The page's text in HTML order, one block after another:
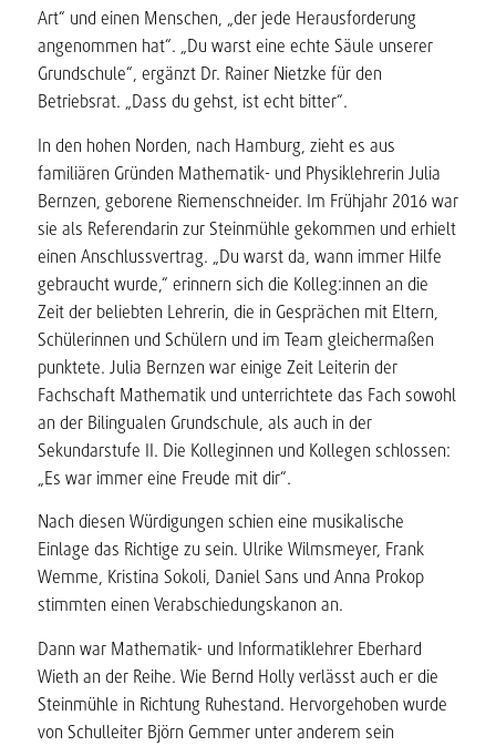
Art“ und einen Menschen, „der jede Herausforderung
angenommen hat“. „Du warst eine echte Säule unserer
Grundschule“, ergänzt Dr. Rainer Nietzke für den
Betriebsrat. „Dass du gehst, ist echt bitter“.
In den hohen Norden, nach Hamburg, zieht es aus
familiären Gründen Mathematik- und Physiklehrerin Julia
Bernzen, geborene Riemenschneider. Im Frühjahr 2016 war
sie als Referendarin zur Steinmühle gekommen und erhielt
einen Anschlussvertrag. „Du warst da, wann immer Hilfe
gebraucht wurde,“ erinnern sich die Kolleg:innen an die
Zeit der beliebten Lehrerin, die in Gesprächen mit Eltern,
Schülerinnen und Schülern und im Team gleichermaßen
punktete. Julia Bernzen war einige Zeit Leiterin der
Fachschaft Mathematik und unterrichtete das Fach sowohl
an der Bilingualen Grundschule, als auch in der
Sekundarstufe II. Die Kolleginnen und Kollegen schlossen:
„Es war immer eine Freude mit dir“.
Nach diesen Würdigungen schien eine musikalische
Einlage das Richtige zu sein. Ulrike Wilmsmeyer, Frank
Wemme, Kristina Sokoli, Daniel Sans und Anna Prokop
stimmten einen Verabschiedungskanon an.
Dann war Mathematik- und Informatiklehrer Eberhard
Wieth an der Reihe. Wie Bernd Holly verlässt auch er die
Steinmühle in Richtung Ruhestand. Hervorgehoben wurde
von Schulleiter Björn Gemmer unter anderem sein